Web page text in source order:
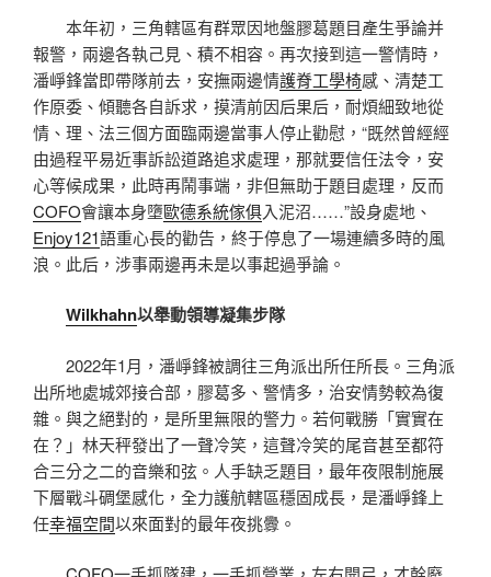
本年初，三角轄區有群眾因地盤膠葛題目產生爭論并
報警，兩邊各執己見、積不相容。再次接到這一警情時，
潘崢鋒當即帶隊前去，安撫兩邊情護脊工學椅感、清楚工
作原委、傾聽各自訴求，摸清前因后果后，耐煩細致地從
情、理、法三個方面臨兩邊當事人停止勸慰，“既然曾經經
由過程平易近事訴訟道路追求處理，那就要信任法令，安
心等候成果，此時再鬧事端，非但無助于題目處理，反而
COFO會讓本身墮歐德系統傢俱入泥沼……”設身處地、
Enjoy121語重心長的勸告，終于停息了一場連續多時的風
浪。此后，涉事兩邊再未是以事起過爭論。
Wilkhahn以舉動領導凝集步隊
2022年1月，潘崢鋒被調往三角派出所任所長。三角派
出所地處城郊接合部，膠葛多、警情多，治安情勢較為復
雜。與之絕對的，是所里無限的警力。若何戰勝「實實在
在？」林天秤發出了一聲冷笑，這聲冷笑的尾音甚至都符
合三分之二的音樂和弦。人手缺乏題目，最年夜限制施展
下層戰斗碉堡感化，全力護航轄區穩固成長，是潘崢鋒上
任幸福空間以來面對的最年夜挑釁。